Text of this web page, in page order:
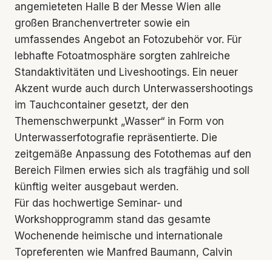
angemieteten Halle B der Messe Wien alle
großen Branchenvertreter sowie ein
umfassendes Angebot an Fotozubehör vor. Für
lebhafte Fotoatmosphäre sorgten zahlreiche
Standaktivitäten und Liveshootings. Ein neuer
Akzent wurde auch durch Unterwassershootings
im Tauchcontainer gesetzt, der den
Themenschwerpunkt „Wasser“ in Form von
Unterwasserfotografie repräsentierte. Die
zeitgemäße Anpassung des Fotothemas auf den
Bereich Filmen erwies sich als tragfähig und soll
künftig weiter ausgebaut werden.
Für das hochwertige Seminar- und
Workshopprogramm stand das gesamte
Wochenende heimische und internationale
Topreferenten wie Manfred Baumann, Calvin